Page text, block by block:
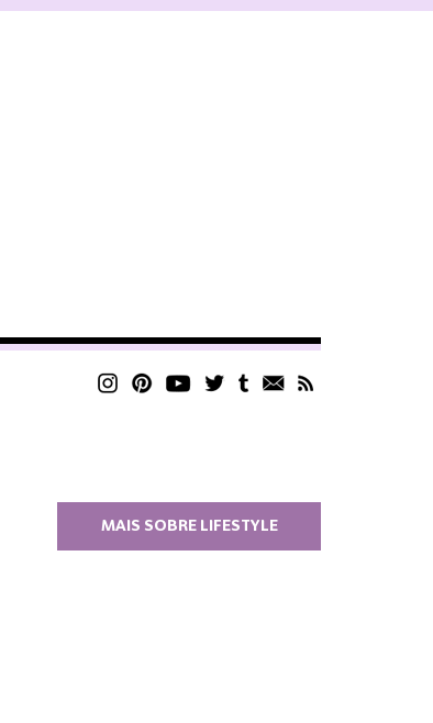
MAIS SOBRE LIFESTYLE